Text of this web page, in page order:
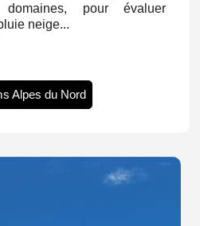
domaines, pour évaluer
neige...
Alpes du Nord